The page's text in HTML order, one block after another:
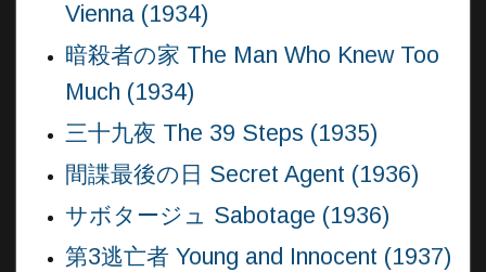
Vienna (1934)
暗殺者の家 The Man Who Knew Too
Much (1934)
三十九夜 The 39 Steps (1935)
間諜最後の日 Secret Agent (1936)
サボタージュ Sabotage (1936)
第3逃亡者 Young and Innocent (1937)